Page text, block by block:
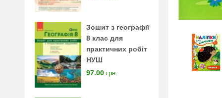
Зошит з географії
8 клас для
практичних робіт
НУШ
97.00 грн.